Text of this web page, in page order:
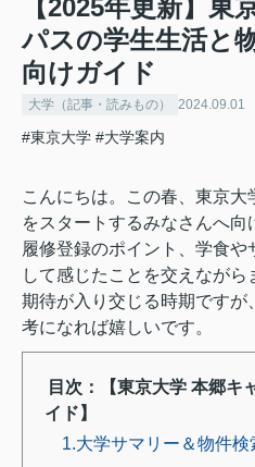
【2025年更新】東
パスの学生生活と
向けガイド
大学（記事・読みもの） 2024.09.01
#東京大学 #大学案内
こんにちは。この春、東京
をスタートするみなさんへ
履修登録のポイント、学食や
して感じたことを交えなが
期待が入り交じる時期ですが
考になれば嬉しいです。
目次：【東京大学 本郷キ
イド】
1.大学サマリー＆物件検